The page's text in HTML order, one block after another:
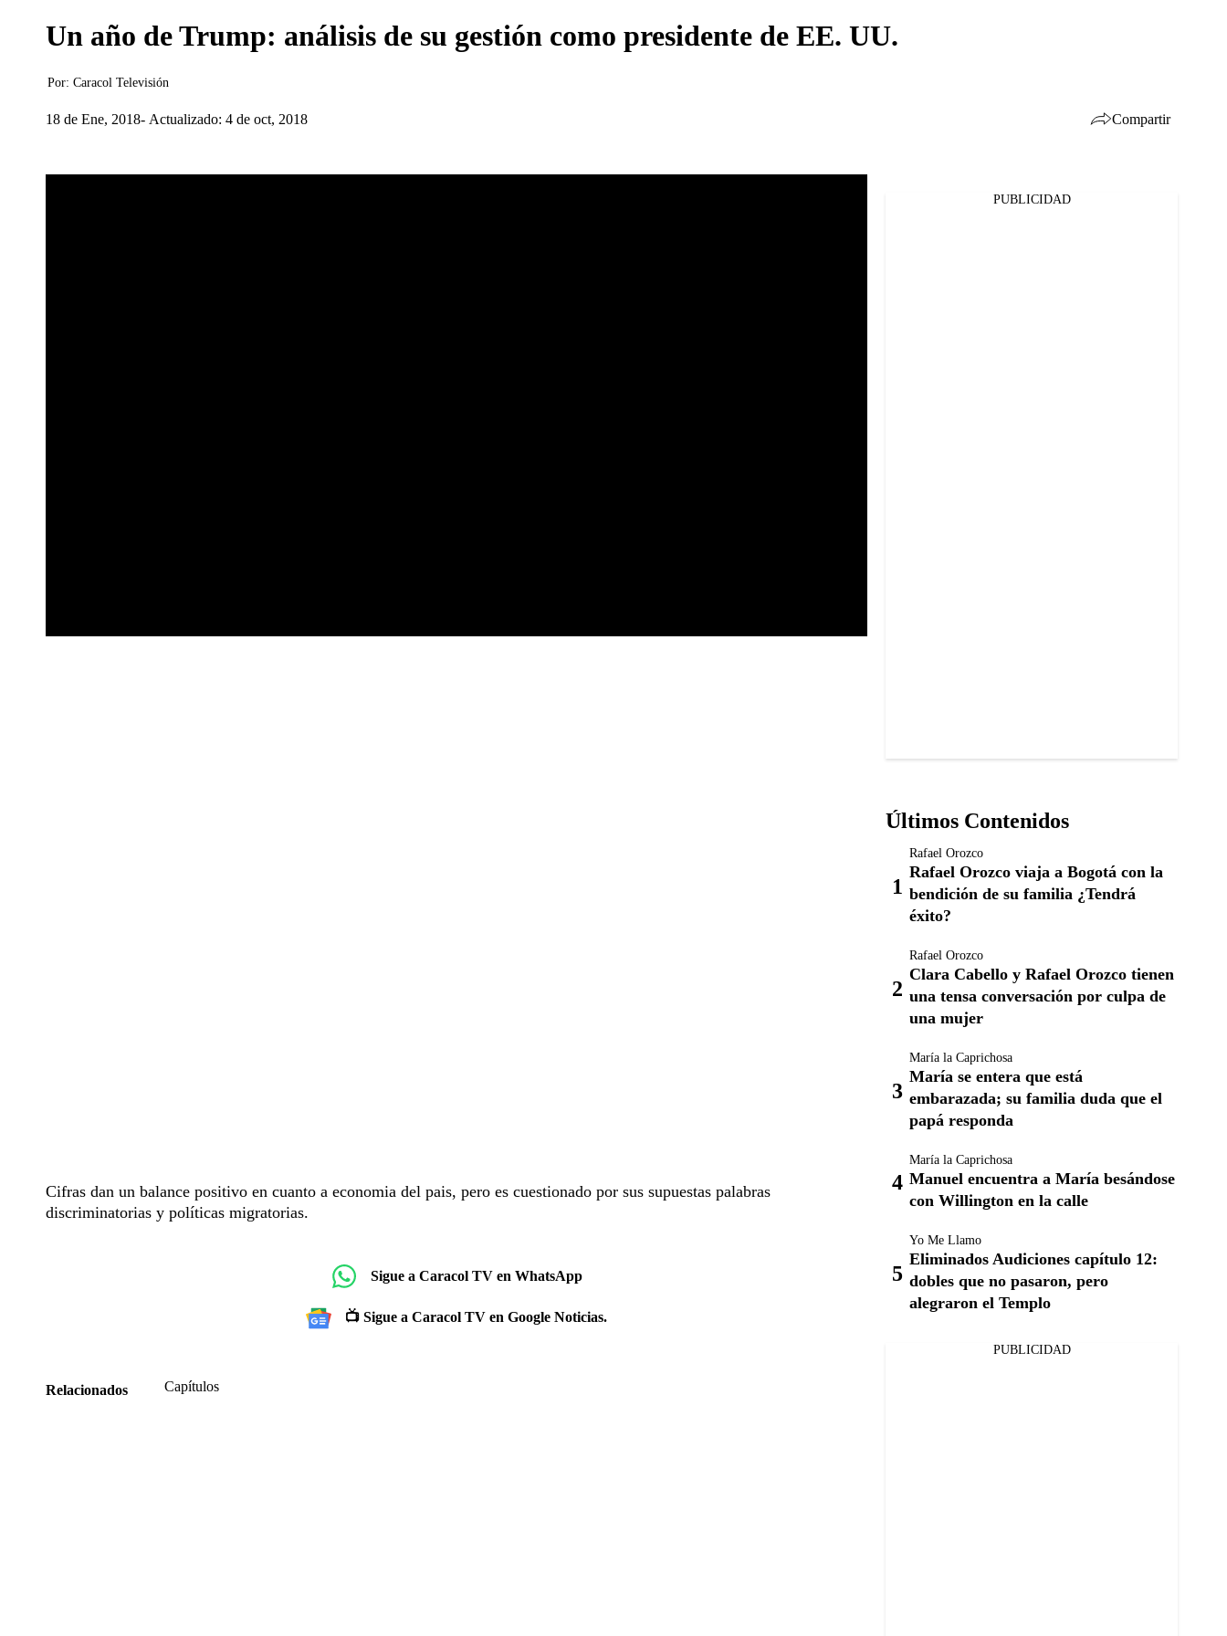
Un año de Trump: análisis de su gestión como presidente de EE. UU.
Por: Caracol Televisión
18 de Ene, 2018 Actualizado: 4 de oct, 2018 Compartir
Cifras dan un balance positivo en cuanto a economia del pais, pero es cuestionado por sus supuestas palabras
discriminatorias y políticas migratorias.
Sigue a Caracol TV en WhatsApp
📺 Sigue a Caracol TV en Google Noticias.
Relacionados Capítulos
PUBLICIDAD
Últimos Contenidos
Rafael Orozco
Rafael Orozco viaja a Bogotá con la
bendición de su familia ¿Tendrá
éxito?
Rafael Orozco
Clara Cabello y Rafael Orozco tienen
una tensa conversación por culpa de
una mujer
María la Caprichosa
María se entera que está
embarazada; su familia duda que el
papá responda
María la Caprichosa
Manuel encuentra a María besándose
con Willington en la calle
Yo Me Llamo
Eliminados Audiciones capítulo 12:
dobles que no pasaron, pero
alegraron el Templo
PUBLICIDAD